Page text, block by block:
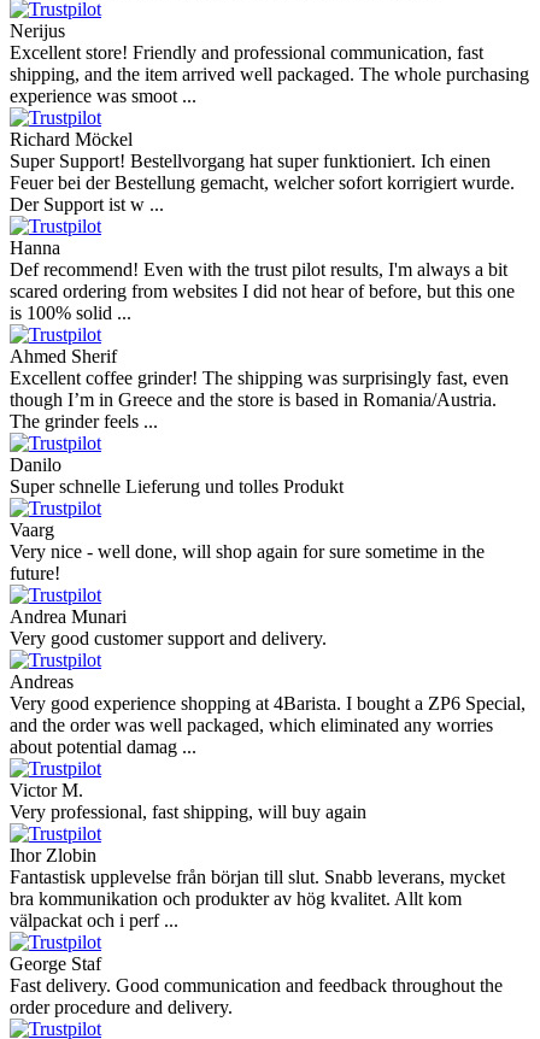
Nerijus
Excellent store! Friendly and professional communication, fast
shipping, and the item arrived well packaged. The whole purchasing
experience was smoot ...
Richard Möckel
Super Support! Bestellvorgang hat super funktioniert. Ich einen
Feuer bei der Bestellung gemacht, welcher sofort korrigiert wurde.
Der Support ist w ...
Hanna
Def recommend! Even with the trust pilot results, I'm always a bit
scared ordering from websites I did not hear of before, but this one
is 100% solid ...
Ahmed Sherif
Excellent coffee grinder! The shipping was surprisingly fast, even
though I’m in Greece and the store is based in Romania/Austria.
The grinder feels ...
Danilo
Super schnelle Lieferung und tolles Produkt
Vaarg
Very nice - well done, will shop again for sure sometime in the
future!
Andrea Munari
Very good customer support and delivery.
Andreas
Very good experience shopping at 4Barista. I bought a ZP6 Special,
and the order was well packaged, which eliminated any worries
about potential damag ...
Victor M.
Very professional, fast shipping, will buy again
Ihor Zlobin
Fantastisk upplevelse från början till slut. Snabb leverans, mycket
bra kommunikation och produkter av hög kvalitet. Allt kom
välpackat och i perf ...
George Staf
Fast delivery. Good communication and feedback throughout the
order procedure and delivery.